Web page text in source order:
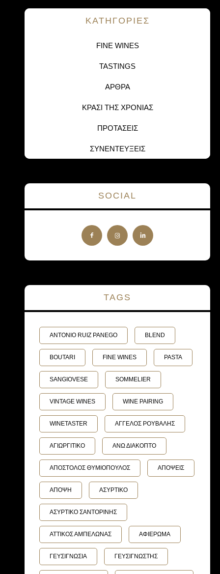
KΑΤΗΓΟΡΙΕΣ
FINE WINES
TASTINGS
ΑΡΘΡΑ
ΚΡΑΣΙ ΤΗΣ ΧΡΟΝΙΑΣ
ΠΡΟΤΑΣΕΙΣ
ΣΥΝΕΝΤΕΥΞΕΙΣ
SOCIAL
TAGS
ANTONIO RUIZ PANEGO BLEND
BOUTARI FINE WINES PASTA
SANGIOVESE SOMMELIER
VINTAGE WINES WINE PAIRING
WINETASTER ΑΓΓΕΛΟΣ ΡΟΥΒΑΛΗΣ
ΑΓΙΩΡΓΙΤΙΚΟ ΑΝΩ ΔΙΑΚΟΠΤΟ
ΑΠΟΣΤΟΛΟΣ ΘΥΜΙΟΠΟΥΛΟΣ ΑΠΟΨΕΙΣ
ΑΠΟΨΗ ΑΣΥΡΤΙΚΟ
ΑΣΥΡΤΙΚΟ ΣΑΝΤΟΡΙΝΗΣ
ΑΤΤΙΚΟΣ ΑΜΠΕΛΩΝΑΣ ΑΦΙΕΡΩΜΑ
ΓΕΥΣΙΓΝΩΣΙΑ ΓΕΥΣΙΓΝΩΣΤΗΣ